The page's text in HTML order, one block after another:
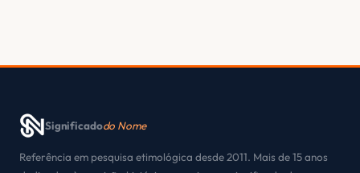
Significadodo Nome
Referência em pesquisa etimológica desde 2011. Mais de 15 anos